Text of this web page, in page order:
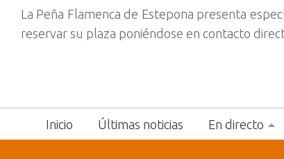
La Peña Flamenca de Estepona presenta
reservar su plaza poniéndose en contacto
Inicio Últimas noticias En directo